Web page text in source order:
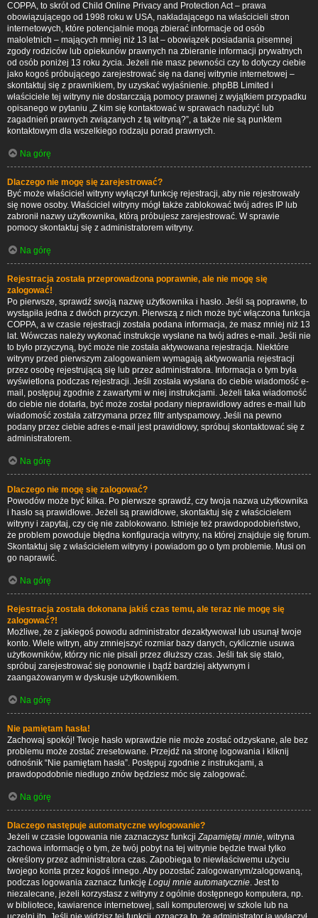
COPPA, to skrót od Child Online Privacy and Protection Act – prawa
obowiązującego od 1998 roku w USA, nakładającego na właścicieli stron
internetowych, które potencjalnie mogą zbierać informacje od osób
małoletnich – mających mniej niż 13 lat – obowiązek posiadania pisemnej
zgody rodziców lub opiekunów prawnych na zbieranie informacji prywatnych
od osób poniżej 13 roku życia. Jeżeli nie masz pewności czy to dotyczy ciebie
jako kogoś próbującego zarejestrować się na danej witrynie internetowej –
skontaktuj się z prawnikiem, by uzyskać wyjaśnienie. phpBB Limited i
właściciele tej witryny nie dostarczają pomocy prawnej z wyjątkiem przypadku
opisanego w pytaniu „Z kim się kontaktować w sprawach nadużyć lub
zagadnień prawnych związanych z tą witryną?”, a także nie są punktem
kontaktowym dla wszelkiego rodzaju porad prawnych.
Na górę
Dlaczego nie mogę się zarejestrować?
Być może właściciel witryny wyłączył funkcję rejestracji, aby nie rejestrowały
się nowe osoby. Właściciel witryny mógł także zablokować twój adres IP lub
zabronił nazwy użytkownika, którą próbujesz zarejestrować. W sprawie
pomocy skontaktuj się z administratorem witryny.
Na górę
Rejestracja została przeprowadzona poprawnie, ale nie mogę się
zalogować!
Po pierwsze, sprawdź swoją nazwę użytkownika i hasło. Jeśli są poprawne, to
wystąpiła jedna z dwóch przyczyn. Pierwszą z nich może być włączona funkcja
COPPA, a w czasie rejestracji została podana informacja, że masz mniej niż 13
lat. Wówczas należy wykonać instrukcje wysłane na twój adres e-mail. Jeśli nie
to było przyczyną, być może nie została aktywowana rejestracja. Niektóre
witryny przed pierwszym zalogowaniem wymagają aktywowania rejestracji
przez osobę rejestrującą się lub przez administratora. Informacja o tym była
wyświetlona podczas rejestracji. Jeśli została wysłana do ciebie wiadomość e-
mail, postępuj zgodnie z zawartymi w niej instrukcjami. Jeżeli taka wiadomość
do ciebie nie dotarła, być może został podany nieprawidłowy adres e-mail lub
wiadomość została zatrzymana przez filtr antyspamowy. Jeśli na pewno
podany przez ciebie adres e-mail jest prawidłowy, spróbuj skontaktować się z
administratorem.
Na górę
Dlaczego nie mogę się zalogować?
Powodów może być kilka. Po pierwsze sprawdź, czy twoja nazwa użytkownika
i hasło są prawidłowe. Jeżeli są prawidłowe, skontaktuj się z właścicielem
witryny i zapytaj, czy cię nie zablokowano. Istnieje też prawdopodobieństwo,
że problem powoduje błędna konfiguracja witryny, na której znajduje się forum.
Skontaktuj się z właścicielem witryny i powiadom go o tym problemie. Musi on
go naprawić.
Na górę
Rejestracja została dokonana jakiś czas temu, ale teraz nie mogę się
zalogować?!
Możliwe, że z jakiegoś powodu administrator dezaktywował lub usunął twoje
konto. Wiele witryn, aby zmniejszyć rozmiar bazy danych, cyklicznie usuwa
użytkowników, którzy nic nie pisali przez dłuższy czas. Jeśli tak się stało,
spróbuj zarejestrować się ponownie i bądź bardziej aktywnym i
zaangażowanym w dyskusje użytkownikiem.
Na górę
Nie pamiętam hasła!
Zachowaj spokój! Twoje hasło wprawdzie nie może zostać odzyskane, ale bez
problemu może zostać zresetowane. Przejdź na stronę logowania i kliknij
odnośnik “Nie pamiętam hasła”. Postępuj zgodnie z instrukcjami, a
prawdopodobnie niedługo znów będziesz móc się zalogować.
Na górę
Dlaczego następuje automatyczne wylogowanie?
Jeżeli w czasie logowania nie zaznaczysz funkcjiZapamiętaj mnie, witryna
zachowa informację o tym, że twój pobyt na tej witrynie będzie trwał tylko
określony przez administratora czas. Zapobiega to niewłaściwemu użyciu
twojego konta przez kogoś innego. Aby pozostać zalogowanym/zalogowaną,
podczas logowania zaznacz funkcję Loguj mnie automatycznie. Jest to
niezalecane, jeżeli korzystasz z witryny z ogólnie dostępnego komputera, np.
w bibliotece, kawiarence internetowej, sali komputerowej w szkole lub na